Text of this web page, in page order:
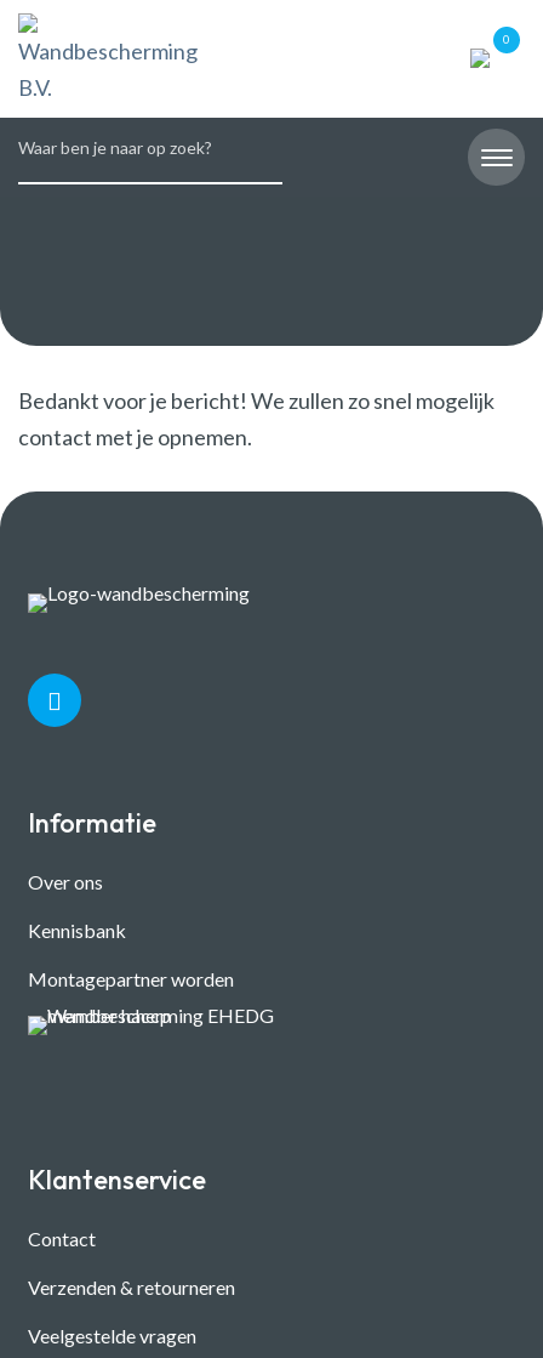
0
Bedankt voor je bericht! We zullen zo snel mogelijk
contact met je opnemen.
Informatie
Over ons
Kennisbank
Montagepartner worden
Klantenservice
Contact
Verzenden & retourneren
Veelgestelde vragen